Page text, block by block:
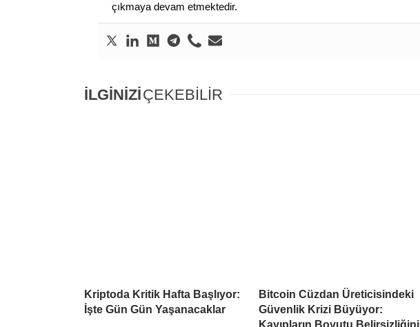
çıkmaya devam etmektedir.
İLGİNİZİÇEKEBİLİR
Kriptoda Kritik Hafta Başlıyor:
İşte Gün Gün Yaşanacaklar
Bitcoin Cüzdan Üreticisindeki
Güvenlik Krizi Büyüyor: